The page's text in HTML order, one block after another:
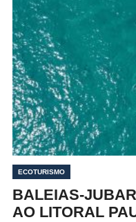
ECOTURISMO
BALEIAS-
AO LITORAL